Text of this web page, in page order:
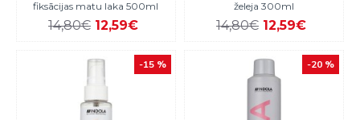
fiksācijas matu laka 500ml
14,80€ 12,59€
želeja 300ml
14,80€ 12,59€
-15 % -20 %